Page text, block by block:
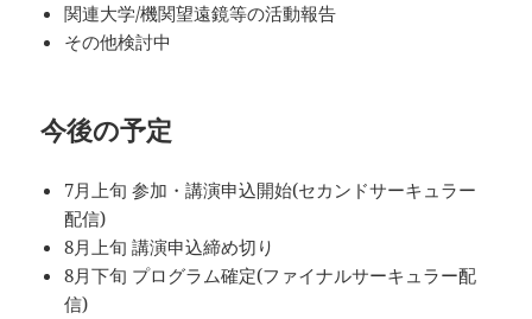
関連大学/機関望遠鏡等の活動報告
その他検討中
今後の予定
7月上旬 参加・講演申込開始(セカンドサーキュラー
配信)
8月上旬 講演申込締め切り
8月下旬 プログラム確定(ファイナルサーキュラー配
信)